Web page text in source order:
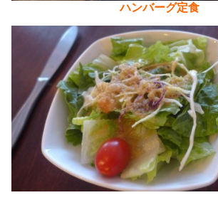
ハンバーグ定食